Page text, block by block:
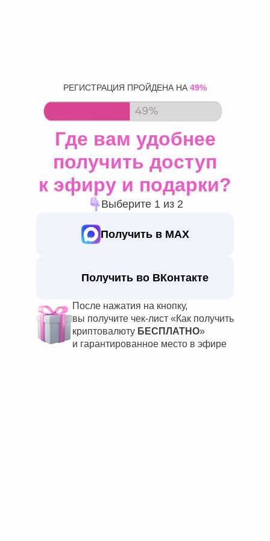
РЕГИСТРАЦИЯ ПРОЙДЕНА НА 49%
Где вам удобнее
получить доступ
к эфиру и подарки?
Выберите 1 из 2
Получить в МАХ
Получить во ВКонтакте
После нажатия на кнопку,
вы получите чек-лист «Как получить
криптовалюту БЕСПЛАТНО»
и гарантированное место в эфире